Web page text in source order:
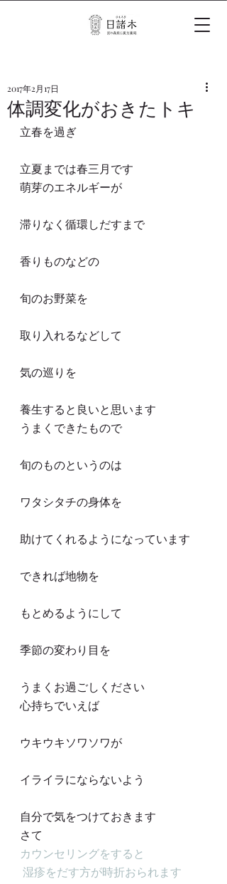
体調変化がおきたトキ
2017年2月17日
立春を過ぎ
立夏までは春三月です
萌芽のエネルギーが
滞りなく循環しだすまで
香りものなどの
旬のお野菜を
取り入れるなどして
気の巡りを
養生すると良いと思います
うまくできたもので
旬のものというのは
ワタシタチの身体を
助けてくれるようになっています
できれば地物を
もとめるようにして
季節の変わり目を
うまくお過ごしください
心持ちでいえば
ウキウキソワソワが
イライラにならないよう
自分で気をつけておきます
さて
カウンセリングをすると
湿疹をだす方が時折おられます